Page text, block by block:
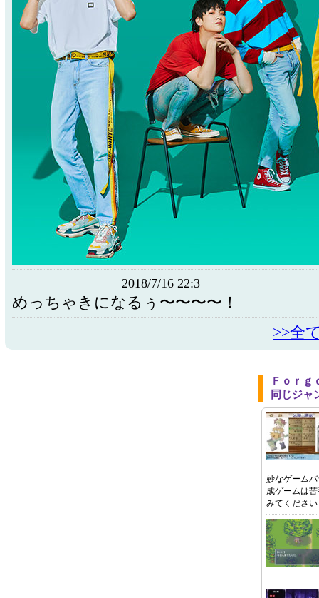
2018/7/16 22:3
めっちゃきになるぅ〜〜〜〜！
>>全
Ｆｏｒ
同じジャ
妙なゲーム
成ゲームは
みてくださ